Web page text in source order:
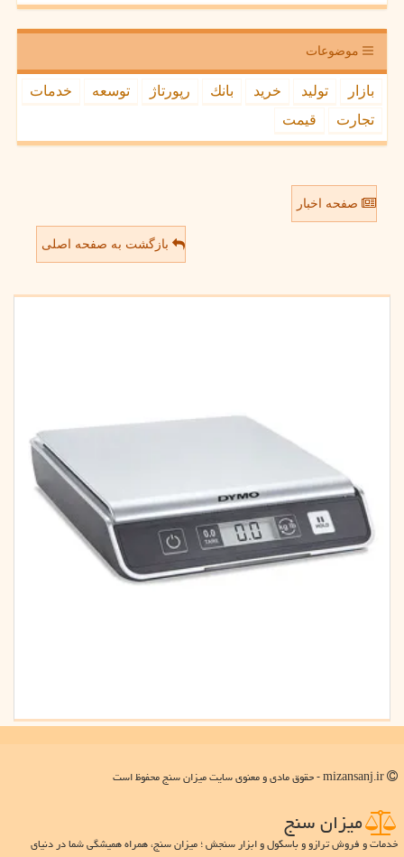
موضوعات
بازار تولید خرید بانك رپورتاژ توسعه
خدمات
تجارت
قیمت
صفحه اخبار
بازگشت به صفحه اصلی
میزان سنج
خدمات و فروش ترازو و باسکول و ابزار سنجش ؛ میزان سنج، همراه همیشگی شما در دنیای